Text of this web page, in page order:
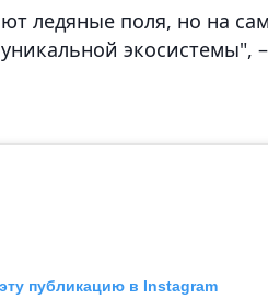
ледяные поля, но на
экосистемы",
публикацию в Instagram